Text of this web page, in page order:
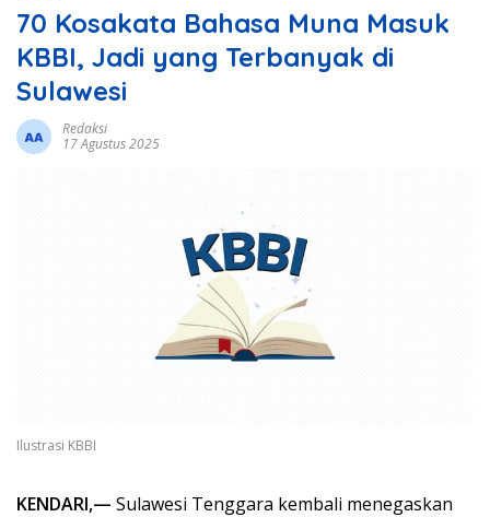
70 Kosakata Bahasa Muna Masuk
KBBI, Jadi yang Terbanyak di
Sulawesi
Redaksi
17 Agustus 2025
Ilustrasi KBBI
KENDARI,— Sulawesi Tenggara kembali menegaskan